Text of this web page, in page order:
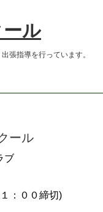
ル
張指導を行っています。
ール
ブ
：００締切)